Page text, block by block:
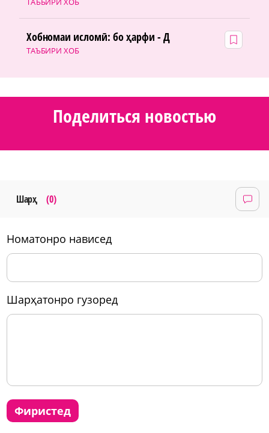
ТАЪБИРИ ХОБ
Хобномаи исломӣ: бо ҳарфи - Д
Поделиться новостью
Шарҳ (0)
номатонро нависед
шарҳатонро гузоред
фиристед